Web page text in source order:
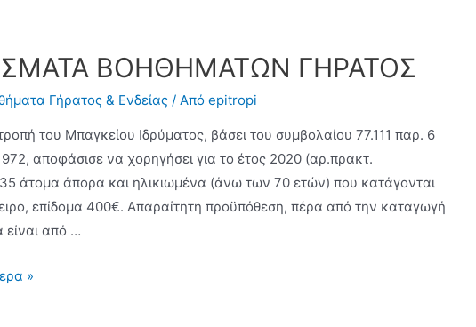
ΒΟΗΘΗΜΑΤΩΝ ΓΗΡΑΤΟΣ
Γήρατος & Ενδείας / Απόepitropi
του Μπαγκείου Ιδρύματος, βάσει του συμβολαίου 77.111 παρ. 6
αποφάσισε να χορηγήσει για το έτος 2020 (αρ.πρακτ.
άτομα άπορα και ηλικιωμένα (άνω των 70 ετών) που κατάγονται
επίδομα 400€. Απαραίτητη προϋπόθεση, πέρα από την καταγωγή
είναι από …
»